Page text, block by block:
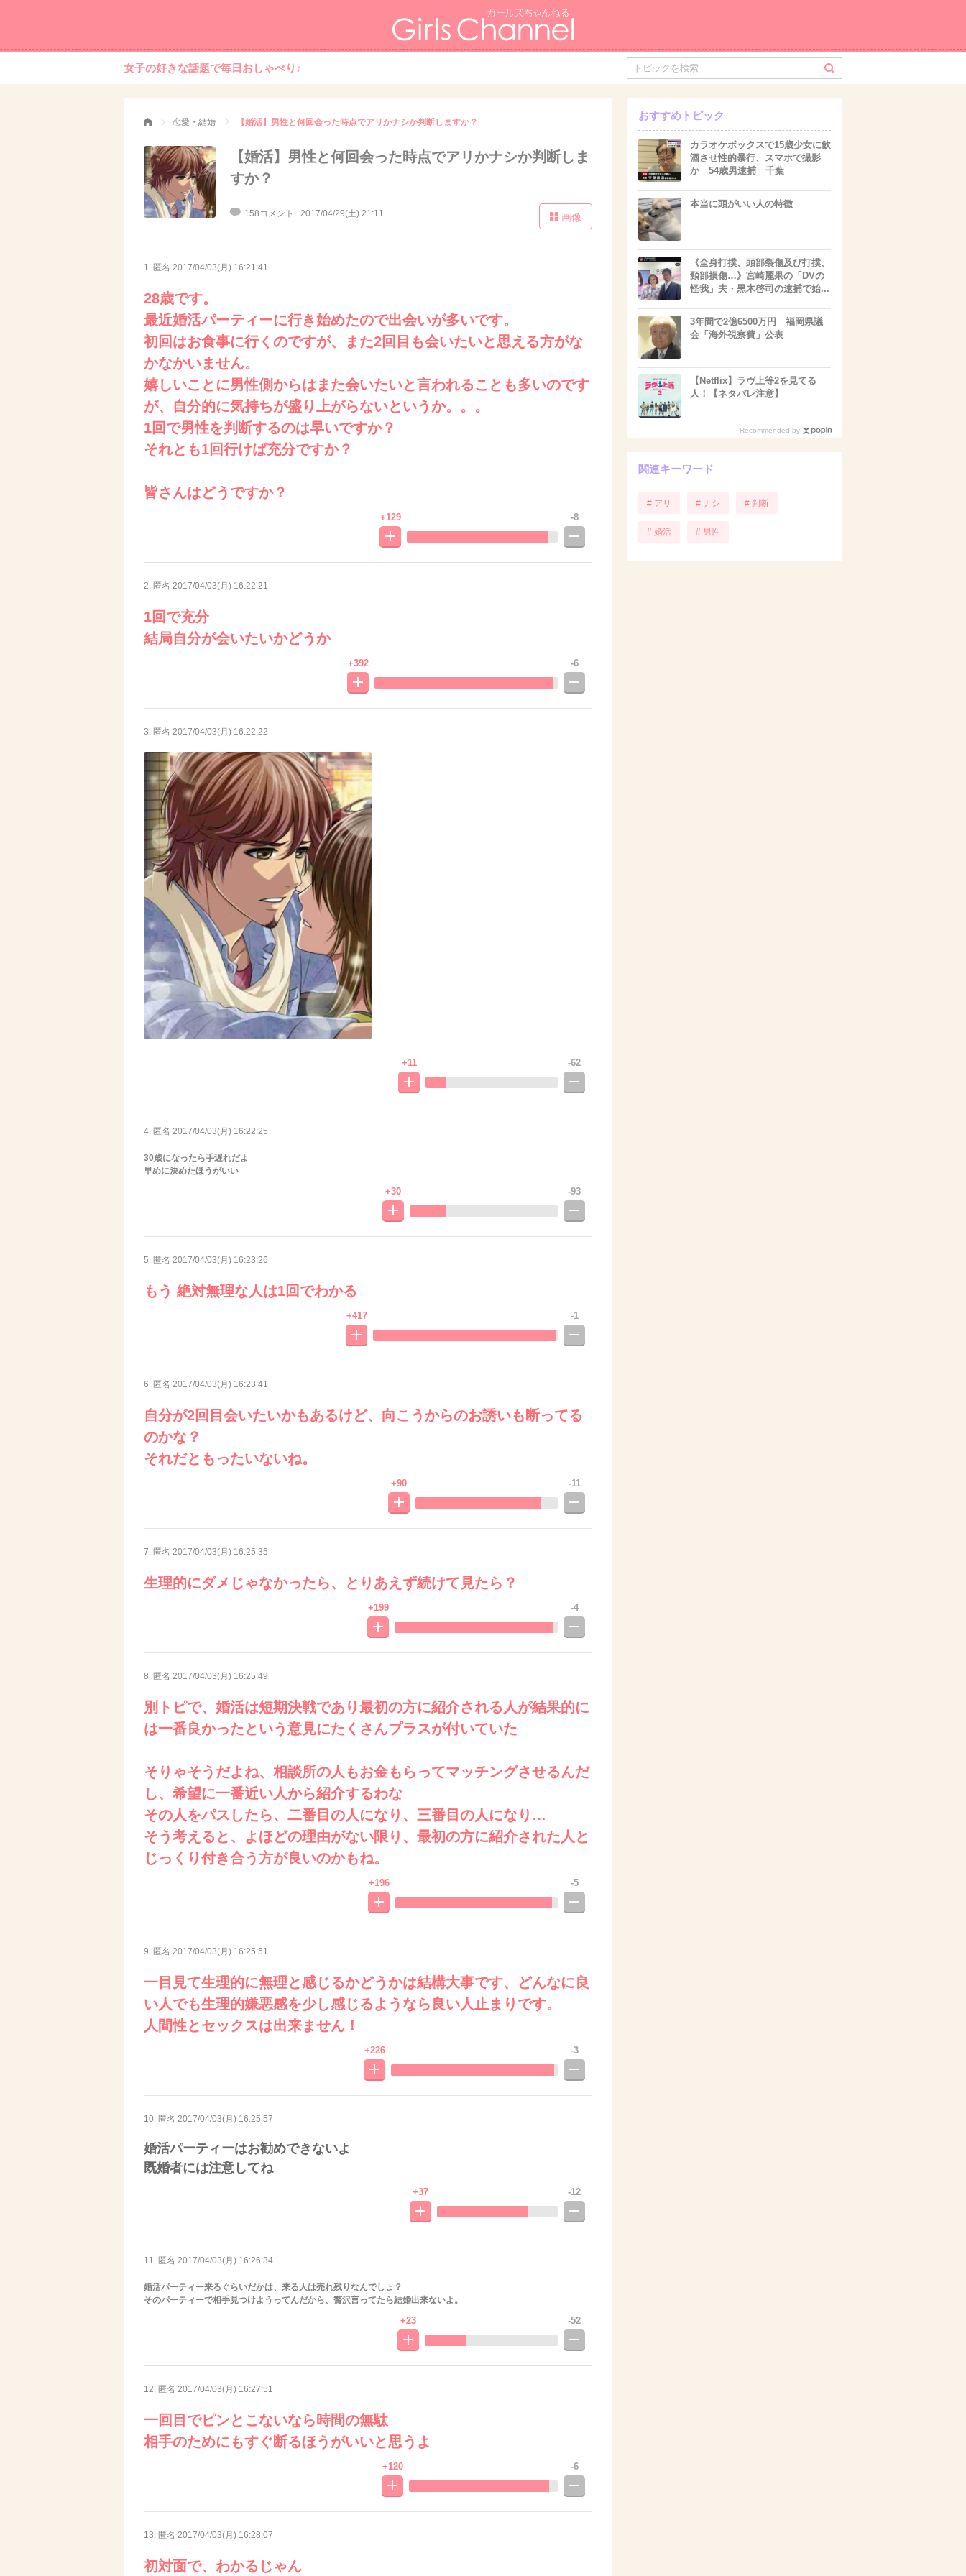
女子の好きな話題で毎日おしゃべり♪
恋愛・結婚 【婚活】男性と何回会った時点でアリかナシか判断しますか？
【婚活】男性と何回会った時点でアリかナシか判断しま
すか？
158コメント 2017/04/29(土) 21:11 画像
1. 匿名 2017/04/03(月) 16:21:41
28歳です。
最近婚活パーティーに行き始めたので出会いが多いです。
初回はお食事に行くのですが、また2回目も会いたいと思える方がな
かなかいません。
嬉しいことに男性側からはまた会いたいと言われることも多いのです
が、自分的に気持ちが盛り上がらないというか。。。
1回で男性を判断するのは早いですか？
それとも1回行けば充分ですか？
皆さんはどうですか？
+129 -8
2. 匿名 2017/04/03(月) 16:22:21
1回で充分
結局自分が会いたいかどうか
+392 -6
3. 匿名 2017/04/03(月) 16:22:22
+11 -62
4. 匿名 2017/04/03(月) 16:22:25
30歳になったら手遅れだよ
早めに決めたほうがいい
+30 -93
5. 匿名 2017/04/03(月) 16:23:26
もう 絶対無理な人は1回でわかる
+417 -1
6. 匿名 2017/04/03(月) 16:23:41
自分が2回目会いたいかもあるけど、向こうからのお誘いも断ってる
のかな？
それだともったいないね。
+90 -11
7. 匿名 2017/04/03(月) 16:25:35
生理的にダメじゃなかったら、とりあえず続けて見たら？
+199 -4
8. 匿名 2017/04/03(月) 16:25:49
別トピで、婚活は短期決戦であり最初の方に紹介される人が結果的に
は一番良かったという意見にたくさんプラスが付いていた
そりゃそうだよね、相談所の人もお金もらってマッチングさせるんだ
し、希望に一番近い人から紹介するわな
その人をパスしたら、二番目の人になり、三番目の人になり…
そう考えると、よほどの理由がない限り、最初の方に紹介された人と
じっくり付き合う方が良いのかもね。
+196 -5
9. 匿名 2017/04/03(月) 16:25:51
一目見て生理的に無理と感じるかどうかは結構大事です、どんなに良
い人でも生理的嫌悪感を少し感じるようなら良い人止まりです。
人間性とセックスは出来ません！
+226 -3
10. 匿名 2017/04/03(月) 16:25:57
婚活パーティーはお勧めできないよ
既婚者には注意してね
+37 -12
11. 匿名 2017/04/03(月) 16:26:34
婚活パーティー来るぐらいだかは、来る人は売れ残りなんでしょ？
そのパーティーで相手見つけようってんだから、贅沢言ってたら結婚出来ないよ。
+23 -52
12. 匿名 2017/04/03(月) 16:27:51
一回目でピンとこないなら時間の無駄
相手のためにもすぐ断るほうがいいと思うよ
+120 -6
13. 匿名 2017/04/03(月) 16:28:07
初対面で、わかるじゃん
おすすめトピック
カラオケボックスで15歳少女に飲
酒させ性的暴行、スマホで撮影
か 54歳男逮捕 千葉
本当に頭がいい人の特徴
《全身打撲、頭部裂傷及び打撲、
頸部損傷…》宮崎麗果の「DVの
怪我」夫・黒木啓司の逮捕で始...
3年間で2億6500万円 福岡県議
会「海外視察費」公表
【Netflix】ラヴ上等2を見てる
人！【ネタバレ注意】
Recommended by
関連キーワード
# アリ # ナシ # 判断
# 婚活 # 男性